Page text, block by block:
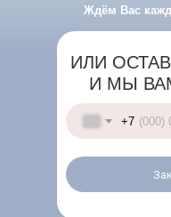
Ждём Вас
ИЛИ
И МЫ
+7